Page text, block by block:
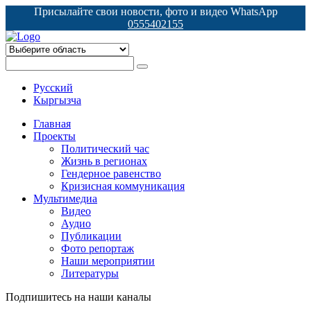
Присылайте свои новости, фото и видео WhatsApp
0555402155
Русский
Кыргызча
Главная
Проекты
Политический час
Жизнь в регионах
Гендерное равенство
Кризисная коммуникация
Мультимедиа
Видео
Аудио
Публикации
Фото репортаж
Наши мероприятии
Литературы
Подпишитесь на наши каналы